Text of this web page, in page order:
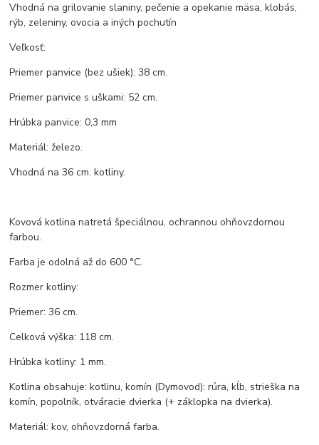
Vhodná na grilovanie slaniny, pečenie a opekanie mäsa, klobás,
rýb, zeleniny, ovocia a iných pochutín
Veľkosť:
Priemer panvice (bez ušiek): 38 cm.
Priemer panvice s uškami: 52 cm.
Hrúbka panvice: 0,3 mm
Materiál: železo.
Vhodná na 36 cm. kotliny.
Kovová kotlina natretá špeciálnou, ochrannou ohňovzdornou
farbou.
Farba je odolná až do 600 °C.
Rozmer kotliny:
Priemer: 36 cm.
Celková výška: 118 cm.
Hrúbka kotliny: 1 mm.
Kotlina obsahuje: kotlinu, komín (Dymovod): rúra, kĺb, strieška na
komín, popolník, otváracie dvierka (+ záklopka na dvierka).
Materiál: kov, ohňovzdorná farba.